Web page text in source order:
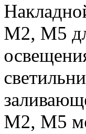
M2, M5
M2, M5